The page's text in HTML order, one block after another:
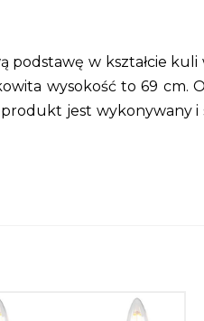
podstawę w kształcie
wysokość to 69
jest wykonywany